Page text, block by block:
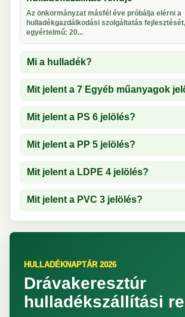
Az önkormányzat másfél éve próbálja elérni a
hulladékgazdálkodási szolgáltatás
egyértelmű: 20...
Mi a hulladék?
Mit jelent a 7 Egyéb műanyagok
Mit jelent a PS 6 jelölés?
Mit jelent a PP 5 jelölés?
Mit jelent a LDPE 4 jelölés?
Mit jelent a PVC 3 jelölés?
HULLADÉKNAPTÁR 2026
Drávakeresztúr
hulladékszállítási